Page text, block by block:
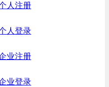
人注册
人登录
业注册
业登录